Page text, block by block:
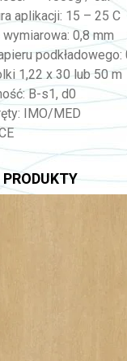
aplikacji: 15 – 25 C
wymiarowa: 0,8 mm
1,22 x 30 lub 50 m
B-s1, d0
IMO/MED